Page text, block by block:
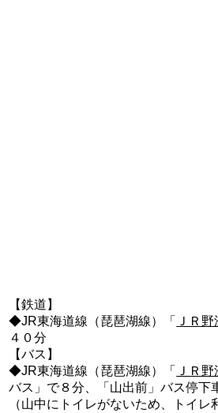
【鉄道】
◆JR東海道線（琵琶湖線）「
ＪＲ野
４０分
【バス】
◆JR東海道線（琵琶湖線）「
ＪＲ野
バス」で８分、「山出前」バス停下
（山中にトイレがないため、トイレ